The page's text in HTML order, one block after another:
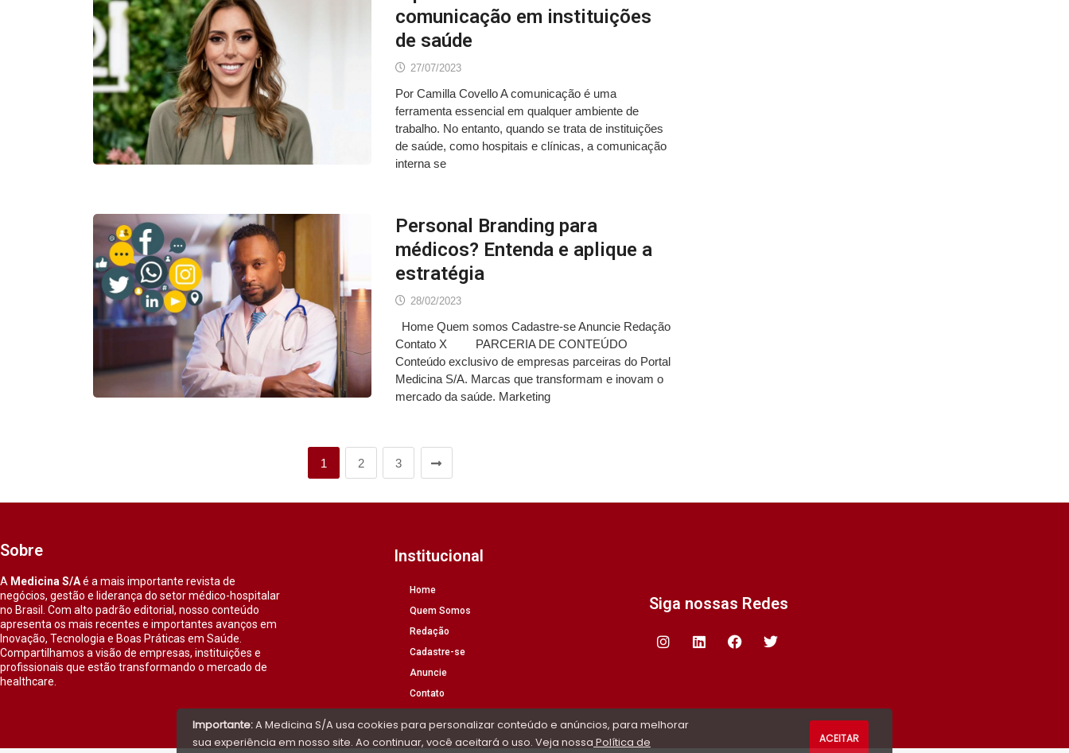
comunicação em instituições
de saúde
27/07/2023
Por Camilla Covello A comunicação é uma
ferramenta essencial em qualquer ambiente de
trabalho. No entanto, quando se trata de instituições
de saúde, como hospitais e clínicas, a comunicação
interna se
Personal Branding para
médicos? Entenda e aplique a
estratégia
28/02/2023
Home Quem somos Cadastre-se Anuncie Redação
Contato X PARCERIA DE CONTEÚDO
Conteúdo exclusivo de empresas parceiras do Portal
Medicina S/A. Marcas que transformam e inovam o
mercado da saúde. Marketing
1 2 3
Sobre
A Medicina S/Aé a mais importante revista de
negócios, gestão e liderança do setor médico-hospitalar
no Brasil. Com alto padrão editorial, nosso conteúdo
apresenta os mais recentes e importantes avanços em
Inovação, Tecnologia e Boas Práticas em Saúde.
Compartilhamos a visão de empresas, instituições e
profissionais que estão transformando o mercado de
healthcare.
Institucional
Home
Quem Somos
Redação
Cadastre-se
Anuncie
Contato
Siga nossas Redes
Importante:A Medicina S/A usa cookies para personalizar conteúdo e anúncios, para melhorar
sua experiência em nosso site. Ao continuar, você aceitará o uso. Veja nossa Política de
ACEITAR